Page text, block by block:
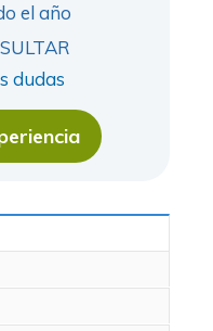
el año
dudas